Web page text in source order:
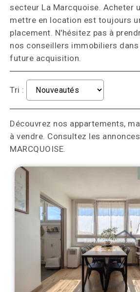
secteur La Marcquoise. Acheter
mettre en location est toujours
placement. N'hésitez pas à
nos conseillers immobiliers
future acquisition.
Tri :
Découvrez nos appartements,
à vendre. Consultez les
MARCQUOISE.